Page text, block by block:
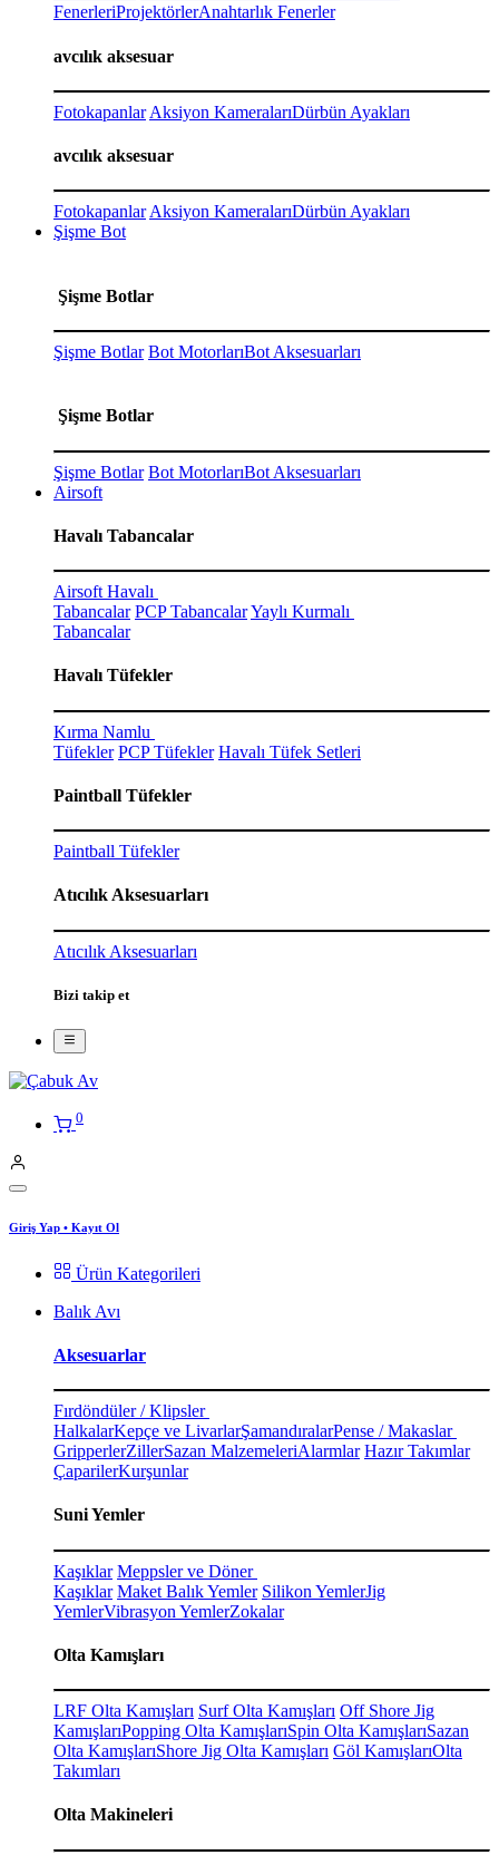
FenerleriProjektörlerAnahtarlık Fenerler
avcılık aksesuar
Fotokapanlar Aksiyon KameralarıDürbün Ayakları
avcılık aksesuar
FotokapanlarAksiyon KameralarıDürbün Ayakları
Şişme Bot
Şişme Botlar
Şişme Botlar Bot MotorlarıBot Aksesuarları
Şişme Botlar
Şişme Botlar Bot MotorlarıBot Aksesuarları
Airsoft
Havalı Tabancalar
Airsoft Havalı
Tabancalar PCP TabancalarYaylı Kurmalı
Tabancalar
Havalı Tüfekler
Kırma Namlu
Tüfekler PCP Tüfekler Havalı Tüfek Setleri
Paintball Tüfekler
Paintball Tüfekler
Atıcılık Aksesuarları
Atıcılık Aksesuarları
Bizi takip et
0
Giriş Yap • Kayıt Ol
Ürün Kategorileri
Balık Avı
Aksesuarlar
Fırdöndüler / Klipsler
HalkalarKepçe ve LivarlarŞamandıralarPense / Makaslar
GripperlerZillerSazan MalzemeleriAlarmlar Hazır Takımlar
ÇaparilerKurşunlar
Suni Yemler
Kaşıklar Meppsler ve Döner
Kaşıklar Maket Balık Yemler Silikon YemlerJig
YemlerVibrasyon YemlerZokalar
Olta Kamışları
LRF Olta Kamışları Surf Olta Kamışları Off Shore Jig
KamışlarıPopping Olta KamışlarıSpin Olta KamışlarıSazan
Olta KamışlarıShore Jig Olta Kamışları Göl KamışlarıOlta
Takımları
Olta Makineleri